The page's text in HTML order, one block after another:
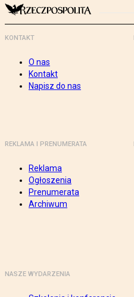
KONTAKT
O nas
Kontakt
Napisz do nas
REKLAMA I PRENUMERATA
Reklama
Ogłoszenia
Prenumerata
Archiwum
NASZE WYDARZENIA